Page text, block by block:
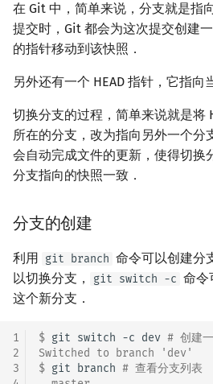
在 Git 中，简单来说，分支就是指
提交时，Git 都会为这次提交创建
的指针移动到该快照．
另外还有一个 HEAD 指针，它指向
切换分支的过程，简单来说就是将
所在的分支，改为指向另外一个分
会自动完成文件的更新，使得切换
分支指向的快照一致．
分支的创建
利用 git branch 命令可以创建分
以切换分支，
git switch -c 命令
这个新分支．
1
2
3
$ git switch -c dev # 创建
Switched to branch 'dev'
$ git branch # 查看分支列表